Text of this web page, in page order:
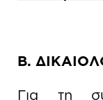
Β.
Για τη